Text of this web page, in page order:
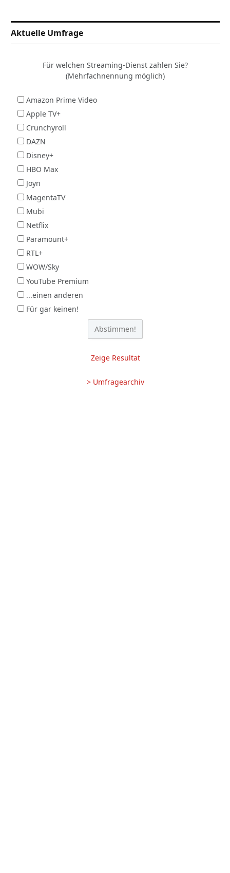
Aktuelle Umfrage
Für welchen Streaming-Dienst zahlen Sie?
(Mehrfachnennung möglich)
Amazon Prime Video
Apple TV+
Crunchyroll
DAZN
Disney+
HBO Max
Joyn
MagentaTV
Mubi
Netflix
Paramount+
RTL+
WOW/Sky
YouTube Premium
...einen anderen
Für gar keinen!
Zeige Resultat
> Umfragearchiv